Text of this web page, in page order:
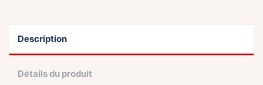
Description
Détails du produit